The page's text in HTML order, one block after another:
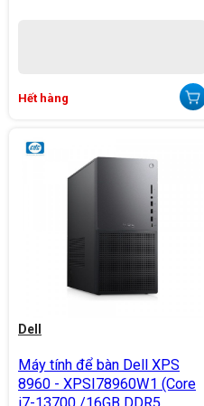
Hết hàng
Dell
Máy tính để bàn Dell XPS
8960 - XPSI78960W1 (Core